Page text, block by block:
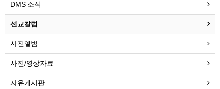
DMS 소식
선교칼럼
사진앨범
사진/영상자료
자유게시판